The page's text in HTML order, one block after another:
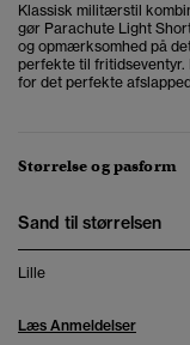
Klassisk militærstil
gør Parachute Light
og opmærksomhed på
perfekte til fritidseventyr.
for det perfekte
Størrelse og pasform
Sand til størrelsen
Lille
Læs Anmeldelser